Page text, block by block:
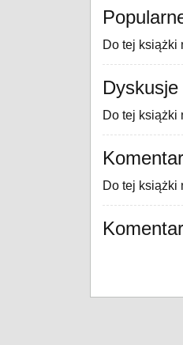
Do tej książki
Do tej książki
Do tej książki